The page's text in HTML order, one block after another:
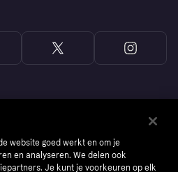
website goed werkt en om je
en analyseren. We delen ook
Je kunt je voorkeuren op elk